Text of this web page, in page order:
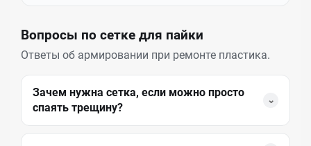
Вопросы по сетке для пайки
Ответы об армировании при ремонте пластика.
Зачем нужна сетка, если можно просто
спаять трещину?
⌄